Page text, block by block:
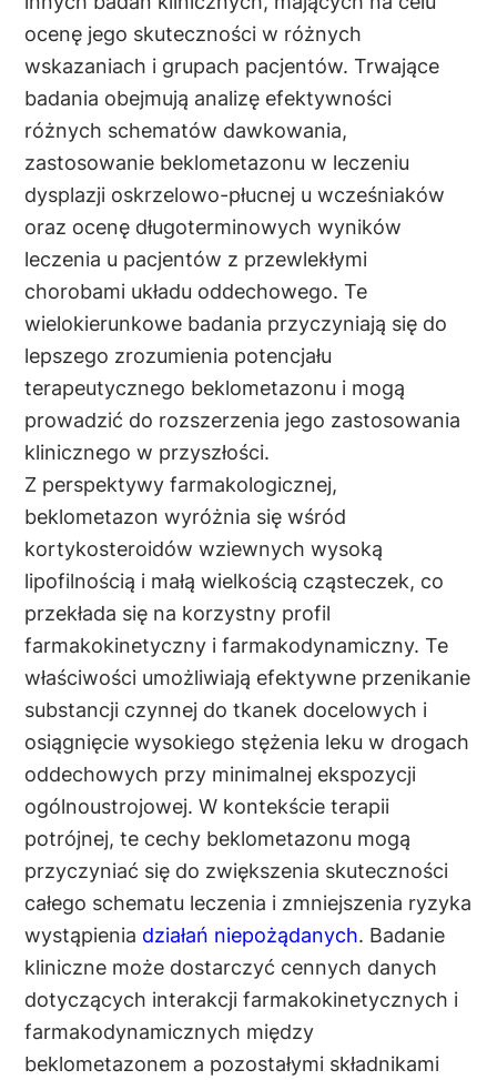
ocenę jego skuteczności w różnych
wskazaniach i grupach pacjentów. Trwające
badania obejmują analizę efektywności
różnych schematów dawkowania,
zastosowanie beklometazonu w leczeniu
dysplazji oskrzelowo-płucnej u wcześniaków
oraz ocenę długoterminowych wyników
leczenia u pacjentów z przewlekłymi
chorobami układu oddechowego. Te
wielokierunkowe badania przyczyniają się do
lepszego zrozumienia potencjału
terapeutycznego beklometazonu i mogą
prowadzić do rozszerzenia jego zastosowania
klinicznego w przyszłości.
Z perspektywy farmakologicznej,
beklometazon wyróżnia się wśród
kortykosteroidów wziewnych wysoką
lipofilnością i małą wielkością cząsteczek, co
przekłada się na korzystny profil
farmakokinetyczny i farmakodynamiczny. Te
właściwości umożliwiają efektywne przenikanie
substancji czynnej do tkanek docelowych i
osiągnięcie wysokiego stężenia leku w drogach
oddechowych przy minimalnej ekspozycji
ogólnoustrojowej. W kontekście terapii
potrójnej, te cechy beklometazonu mogą
przyczyniać się do zwiększenia skuteczności
całego schematu leczenia i zmniejszenia ryzyka
wystąpienia działań niepożądanych. Badanie
kliniczne może dostarczyć cennych danych
dotyczących interakcji farmakokinetycznych i
farmakodynamicznych między
beklometazonem a pozostałymi składnikami